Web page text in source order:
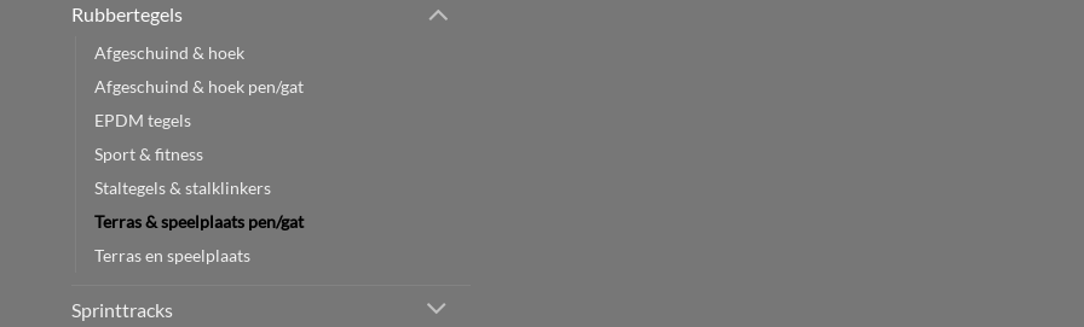
Rubbertegels
Afgeschuind & hoek
Afgeschuind & hoek pen/gat
EPDM tegels
Sport & fitness
Staltegels & stalklinkers
Terras & speelplaats pen/gat
Terras en speelplaats
Sprinttracks